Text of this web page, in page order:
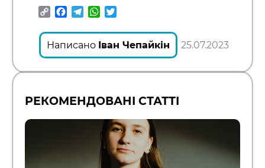
CopyFacebook
TelegramWhatsApp
Написано Іван Чепайкін 25.07.2023
РЕКОМЕНДОВАНІ СТАТТІ